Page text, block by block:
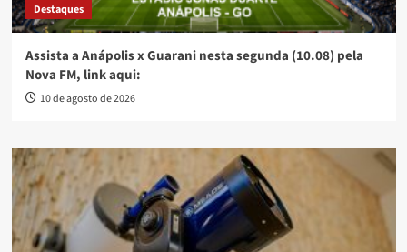
Destaques
Assista a Anápolis x Guarani nesta segunda (10.08) pela
Nova FM, link aqui:
10 de agosto de 2026